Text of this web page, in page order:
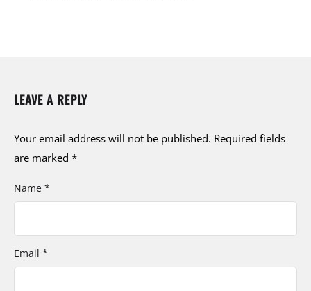
LEAVE A REPLY
Your email address will not be published. Required fields
are marked *
Name *
Email *